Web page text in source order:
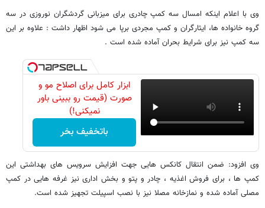
وی با اعلام اینکه امسال سه کمپ چادری برای میزبانی گردشگران نوروزی در سه
گروه خانواده ها، ایثارگران و کمپ مجردی برپا می شود اظهار داشت : علاوه بر این
سه کمپ نیز برای شرایط بحران آماده شده است .
ابزار کامل برای اصلاح مو و
صورت (قیمت رو ببینی باور
نمیکنی!)
باتخفیف بخر
وی افزود: ضمن انتقال کانکس هایی جهت افزایش سرویس های بهداشتی این
کمپ ها ، برای فروش اغذیه ، چادر و پتو و بخش اداری نیز غرفه هایی در کمپ
مصلی آماده شده و نمازخانه مصلا نیز با نصب اسپیلت تجهیز شده است.